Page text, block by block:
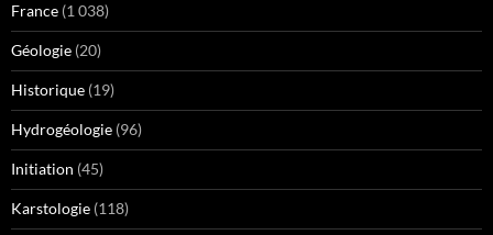
France (1 038)
Géologie (20)
Historique (19)
Hydrogéologie (96)
Initiation (45)
Karstologie (118)